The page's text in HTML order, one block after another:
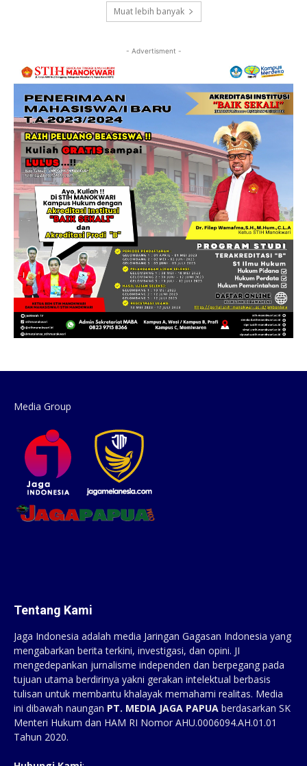
Muat lebih banyak
- Advertisment -
Media Group
Tentang Kami
Jaga Indonesia adalah media Jaringan Gagasan Indonesia yang
mengabarkan berita terkini, investigasi, dan opini. JI
mengedepankan jurnalisme independen dan berpegang pada
tujuan utama berdirinya yakni gerakan intelektual berbasis
tulisan untuk membantu khalayak memahami realitas. Media
ini dibawah naungan PT. MEDIA JAGA PAPUA berdasarkan SK
Menteri Hukum dan HAM RI Nomor AHU.0006094.AH.01.01
Tahun 2020.